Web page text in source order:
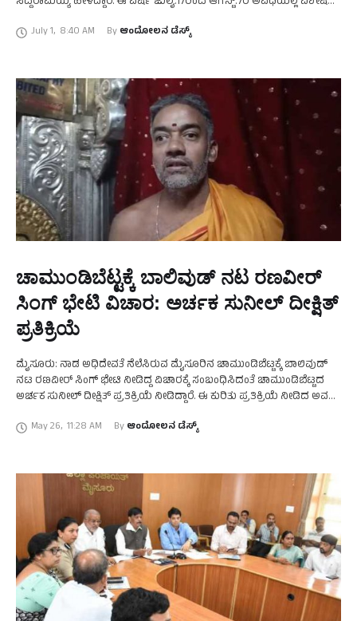
July 1, 8:40 AM By ಆಂದೋಲನ ಡೆಸ್ಕ್
ಚಾಮುಂಡಿಬೆಟ್ಟಕ್ಕೆ ಬಾಲಿವುಡ್ ನಟ ರಣವೀರ್
ಸಿಂಗ್ ಭೇಟಿ ವಿಚಾರ: ಅರ್ಚಕ ಸುನೀಲ್ ದೀಕ್ಷಿತ್
ಪ್ರತಿಕ್ರಿಯೆ
ಮೈಸೂರು: ನಾಡ ಅಧಿದೇವತೆ ನೆಲೆಸಿರುವ ಮೈಸೂರಿನ ಚಾಮುಂಡಿಬೆಟ್ಟಕ್ಕೆ ಬಾಲಿವುಡ್‌
ನಟ ರಣವೀರ್‌ ಸಿಂಗ್‌ ಭೇಟಿ ನೀಡಿದ್ದ ವಿಚಾರಕ್ಕೆ ಸಂಬಂಧಿಸಿದಂತೆ ಚಾಮುಂಡಿಬೆಟ್ಟದ
ಅರ್ಚಕ ಸುನೀಲ್‌ ದೀಕ್ಷಿತ್‌ ಪ್ರತಿಕ್ರಿಯೆ ನೀಡಿದ್ದಾರೆ. ಈ ಕುರಿತು ಪ್ರತಿಕ್ರಿಯೆ ನೀಡಿದ ಅವರು,
May 26, 11:28 AM By ಆಂದೋಲನ ಡೆಸ್ಕ್